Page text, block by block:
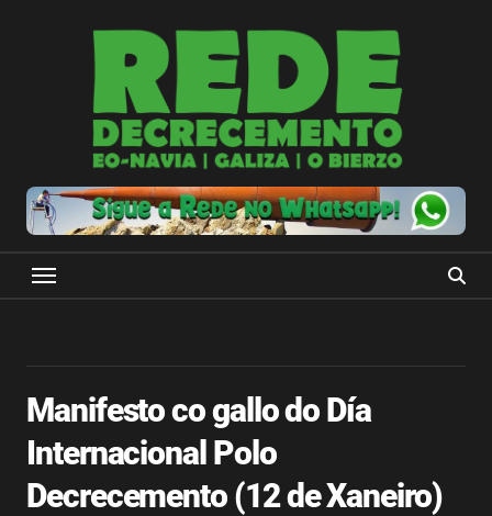
Manifesto co gallo do Día
Internacional Polo
Decrecemento (12 de Xaneiro)